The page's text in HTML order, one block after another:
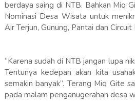
berdaya saing di NTB. Bahkan Miq
Nominasi Desa Wisata untuk
Air Terjun, Gunung, Pantai dan Circuit
“Karena sudah di NTB jangan lupa
Tentunya kedepan akan kita
semakin banyak”. Terang Miq Gite
pada malam penganugerahan desa